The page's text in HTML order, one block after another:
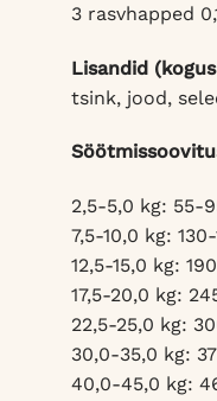
3 rasvhapped
Lisandid
tsink, jood,
2,5-5,0 kg: 55-
7,5-10,0 kg:
12,5-15,0 kg:
17,5-20,0 kg:
22,5-25,0 kg:
30,0-35,0 kg:
40,0-45,0 kg: